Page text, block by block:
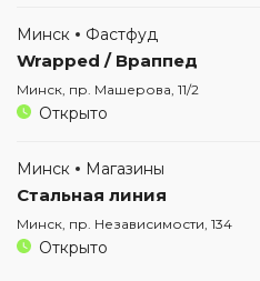
Минск Фастфуд
Wrapped / Враппед
Минск, пр. Машерова, 11/2
Открыто
Минск Магазины
Стальная линия
Минск, пр. Независимости, 134
Открыто